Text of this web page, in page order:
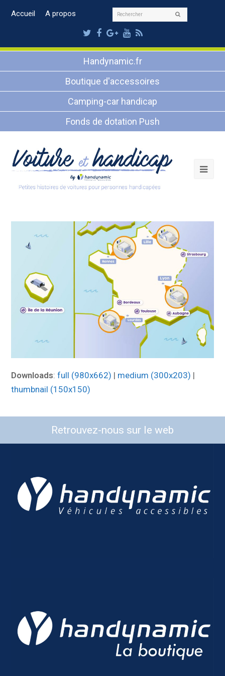
Accueil A propos Rechercher
Twitter
Facebook
Google
Plus
Youtube
RSS
Handynamic.fr
Boutique d'accessoires
Camping-car handicap
Fonds de dotation Push
Downloads:full (980x662) | medium (300x203) |
thumbnail (150x150)
Retrouvez-nous sur le web